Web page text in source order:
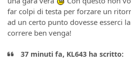
far colpi di testa per forzare un
ad un certo punto dovesse esserci
correre ben venga!
37 minuti fa, KL643 ha scritto: